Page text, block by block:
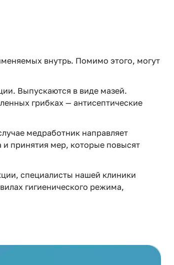
внутрь. Помимо этого, могут
Выпускаются в виде мазей.
грибках — антисептические
медработник направляет
и принятия мер, которые повысят
специалисты нашей клиники
гигиенического режима,